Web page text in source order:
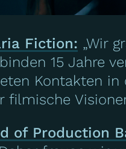
Fiction: „Wir
15 Jahre
Kontakten
filmische
of Production